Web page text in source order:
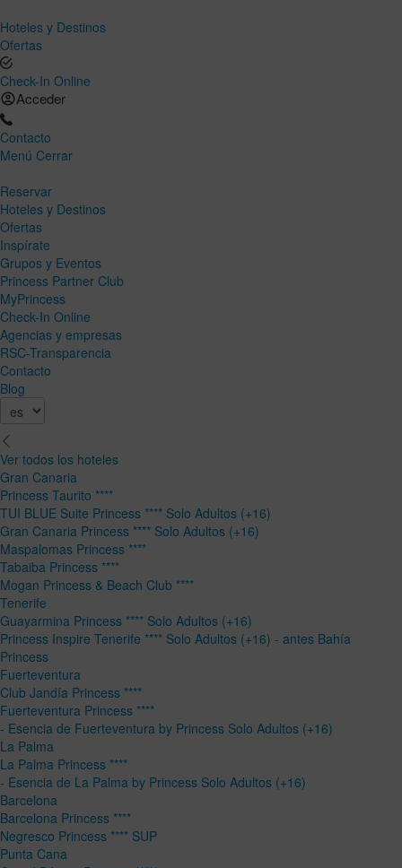
Hoteles y Destinos
Ofertas
Check-In Online
Acceder
Contacto
Menú Cerrar
Reservar
Hoteles y Destinos
Ofertas
Inspírate
Grupos y Eventos
Princess Partner Club
MyPrincess
Check-In Online
Agencias y empresas
RSC-Transparencia
Contacto
Blog
Ver todos los hoteles
Gran Canaria
Princess Taurito ****
TUI BLUE Suite Princess **** Solo Adultos (+16)
Gran Canaria Princess **** Solo Adultos (+16)
Maspalomas Princess ****
Tabaiba Princess ****
Mogan Princess & Beach Club ****
Tenerife
Guayarmina Princess **** Solo Adultos (+16)
Princess Inspire Tenerife **** Solo Adultos (+16) - antes Bahía
Princess
Fuerteventura
Club Jandía Princess ****
Fuerteventura Princess ****
- Esencia de Fuerteventura by Princess Solo Adultos (+16)
La Palma
La Palma Princess ****
- Esencia de La Palma by Princess Solo Adultos (+16)
Barcelona
Barcelona Princess ****
Negresco Princess **** SUP
Punta Cana